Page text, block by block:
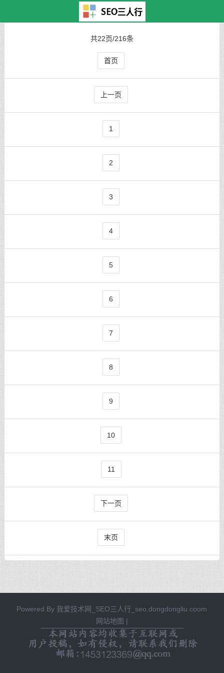
> 医院
共22页/216条
首页
上一页
1
2
3
4
5
6
7
8
9
10
11
下一页
末页
Powered By 我爱技术网_SEO三人行_seo.dongdongliu.coom
网站地图 |